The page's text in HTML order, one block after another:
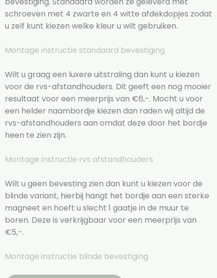
schroeven met 4 zwarte en 4 witte afdekdopjes zodat
u zelf kunt kiezen welke kleur u wilt gebruiken.
Montage instructie standaard bevestiging
Wilt u graag een luxere uitstraling dan kunt u kiezen
voor de rvs-afstandhouders. Dit geeft een nog mooier
resultaat voor een meerprijs van €6,-. Mocht u voor
een helder naambordje kiezen dan raden wij altijd de
rvs-afstandhouders aan omdat deze door het bordje
heen te zien zijn.
Montage instructie rvs afstandhouders
Wilt u geen bevesting zien dan kunt u kiezen voor de
blinde variant, hierbij hangt het bordje aan een sterke
magneet en hoeft u slecht 1 gaatje in de muur te
boren. Deze is verkrijgbaar voor een meerprijs van
€5,-.
Montage instructie blinde bevestiging